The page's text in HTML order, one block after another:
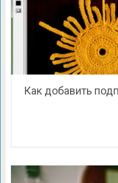
Как добавить